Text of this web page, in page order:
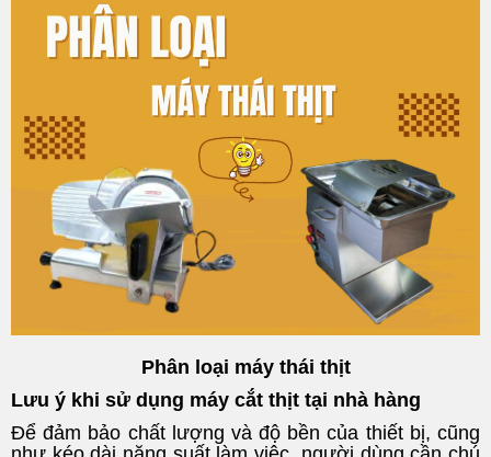
Phân loại máy thái thịt
Lưu ý khi sử dụng máy cắt thịt tại nhà hàng
Để đảm bảo chất lượng và độ bền của thiết bị, cũng